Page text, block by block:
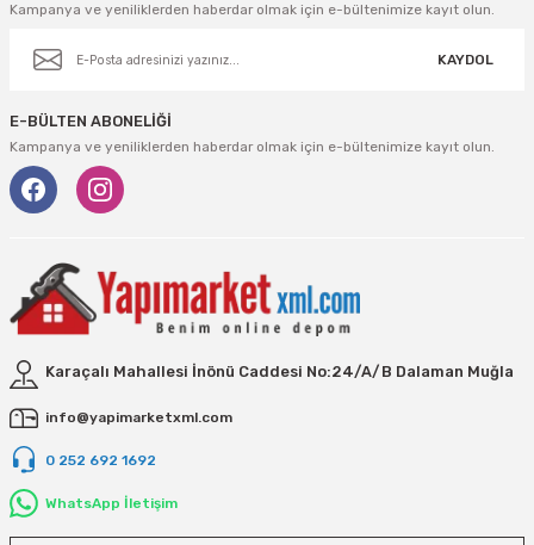
Kampanya ve yeniliklerden haberdar olmak için e-bültenimize kayıt olun.
KAYDOL
E-BÜLTEN ABONELİĞİ
Kampanya ve yeniliklerden haberdar olmak için e-bültenimize kayıt olun.
Karaçalı Mahallesi İnönü Caddesi No:24/A/B Dalaman Muğla
info@yapimarketxml.com
0 252 692 1692
WhatsApp İletişim